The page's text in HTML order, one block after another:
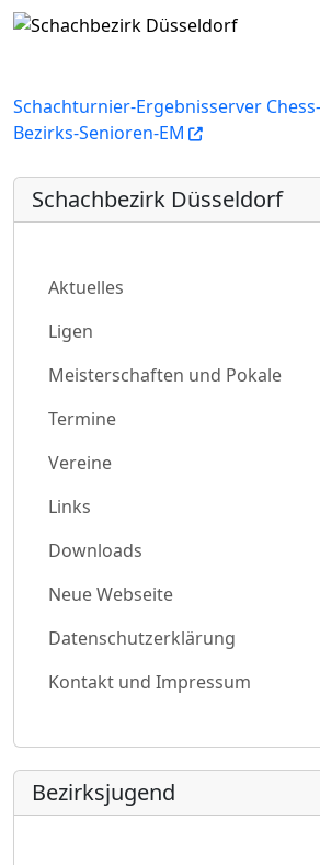
Schachturnier-Ergebnisserver
Bezirks-Senioren-EM
Schachbezirk Düsseldorf
Aktuelles
Ligen
Meisterschaften und Pokale
Termine
Vereine
Links
Downloads
Neue Webseite
Datenschutzerklärung
Kontakt und Impressum
Bezirksjugend